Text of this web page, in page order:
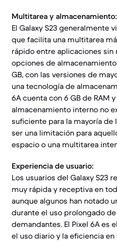
Multitarea y almacenamiento:
El Galaxy S23 generalmente
que facilita una multitarea
rápido entre aplicaciones sin
opciones de almacenamiento
GB, con las versiones de
una tecnología de
6A cuenta con 6 GB de RAM y
almacenamiento interno no
suficiente para la mayoría de
ser una limitación para
espacio o una multitarea
Experiencia de usuario:
Los usuarios del Galaxy S23
muy rápida y receptiva en
aunque algunos han notado
durante el uso prolongado
demandantes. El Pixel 6A es
el uso diario y la eficiencia en